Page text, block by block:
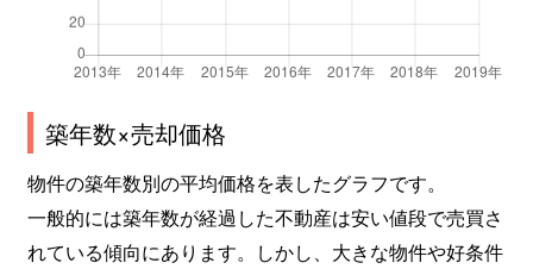
築年数×売却価格
物件の築年数別の平均価格を表したグラフです。
一般的には築年数が経過した不動産は安い値段で売買さ
れている傾向にあります。しかし、大きな物件や好条件